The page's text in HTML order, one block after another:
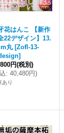
花はんこ 【新作
22デザイン】13.
丸 [Zofl-13-
]
円(税別)
: 40,480円)
あり